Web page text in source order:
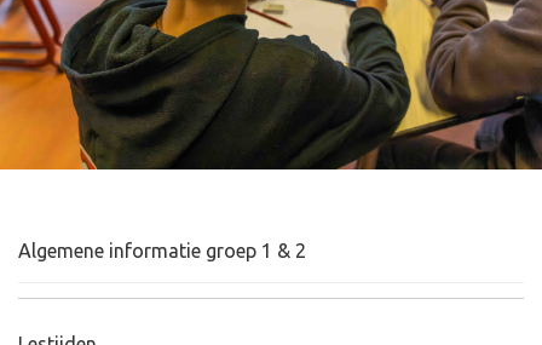
Algemene informatie groep 1 & 2